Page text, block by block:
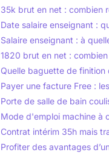
35k brut en net : combien
Date salaire enseignant :
Salaire enseignant : à
1820 brut en net :
Quelle baguette de finition
Payer une facture Free :
Porte de salle de bain
Mode d'emploi machine à
Contrat intérim 35h mais
Profiter des avantages